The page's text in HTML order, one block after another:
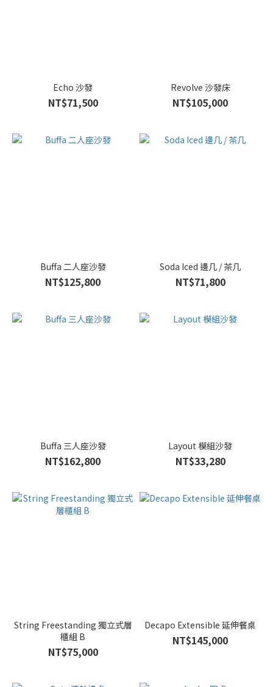
Echo 沙發
NT$71,500
Revolve 沙發床
NT$105,000
Buffa 二人座沙發
NT$125,800
Soda Iced 邊几 / 茶几
NT$71,800
Buffa 三人座沙發
NT$162,800
Layout 模組沙發
NT$33,280
String Freestanding 獨立式層
櫃組 B
NT$75,000
Decapo Extensible 延伸餐桌
NT$145,000